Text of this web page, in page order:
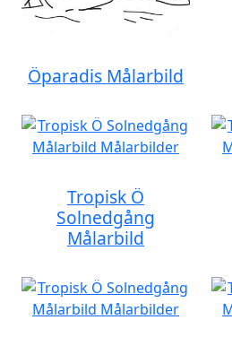
Öparadis Målarbild
Tropisk Ö
Solnedgång
Målarbild